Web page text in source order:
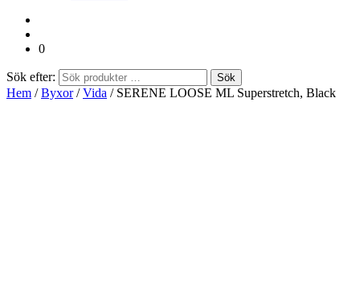
0
Sök efter: Sök
Hem /Byxor/Vida / SERENE LOOSE ML Superstretch, Black